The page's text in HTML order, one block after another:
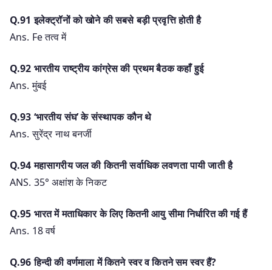
Q.91 इलेक्ट्रॉनों को खोने की सबसे बड़ी प्रवृत्ति होती है
Ans. Fe तत्व में
Q.92 भारतीय राष्ट्रीय कांग्रेस की प्रथम बैठक कहाँ हुई
Ans. मुंबई
Q.93 ‘भारतीय संघ’ के संस्थापक कौन थे
Ans. सुरेंद्र नाथ बनर्जी
Q.94 महासागरीय जल की कितनी सर्वाधिक लवणता पायी जाती है
ANS. 35° अक्षांश के निकट
Q.95 भारत में मताधिकार के लिए कितनी आयु सीमा निर्धारित की गई हैं
Ans. 18 वर्ष
Q.96 हिन्दी की वर्णमाला में कितने स्वर व कितने सम स्वर हैं?